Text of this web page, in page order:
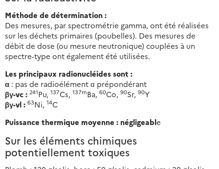
Méthode de détermination :
Des mesures, par spectrométrie gamma, ont été réalisées
sur les déchets primaires (poubelles). Des mesures de
débit de dose (ou mesure neutronique) couplées à un
spectre-type ont également été utilisées.
Les principaux radionucléides sont :
α : pas de radioélément α prépondérant
βγ-vc : 241Pu, 137Cs, 137mBa, 60Co, 90Sr, 90Y
βγ-vl : 63Ni, 14C
Puissance thermique moyenne : négligeable
Sur les éléments chimiques
potentiellement toxiques